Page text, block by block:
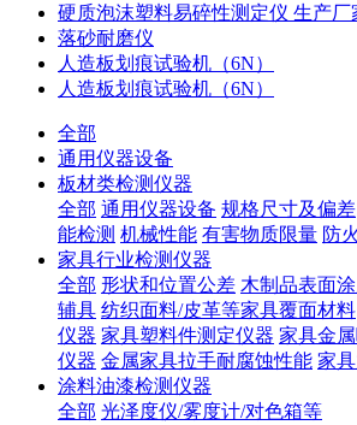
硬质泡沫塑料易碎性测定仪 生产厂
落砂耐磨仪
人造板划痕试验机（6N）
人造板划痕试验机（6N）
全部
通用仪器设备
板材类检测仪器
全部 通用仪器设备 规格尺寸及偏差
能检测 机械性能 有害物质限量 防
家具行业检测仪器
全部 形状和位置公差 木制品表面
辅具 纺织面料/皮革等家具覆面材料
仪器 家具塑料件测定仪器 家具金
仪器 金属家具拉手耐腐蚀性能 家
涂料油漆检测仪器
全部 光泽度仪/雾度计/对色箱等